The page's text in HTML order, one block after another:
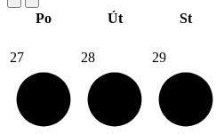
Po Út St
27 28 29